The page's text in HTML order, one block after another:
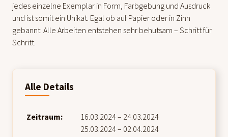
jedes einzelne Exemplar in Form, Farbgebung und Ausdruck
und ist somit ein Unikat. Egal ob auf Papier oder in Zinn
gebannt: Alle Arbeiten entstehen sehr behutsam – Schritt für
Schritt.
Alle Details
Zeitraum:
16.03.2024 – 24.03.2024
25.03.2024 – 02.04.2024